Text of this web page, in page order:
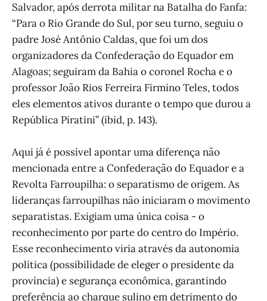
Salvador, após derrota militar na Batalha do Fanfa:
“Para o Rio Grande do Sul, por seu turno, seguiu o
padre José Antônio Caldas, que foi um dos
organizadores da Confederação do Equador em
Alagoas; seguiram da Bahia o coronel Rocha e o
professor João Rios Ferreira Firmino Teles, todos
eles elementos ativos durante o tempo que durou a
República Piratini” (ibid, p. 143).
Aqui já é possível apontar uma diferença não
mencionada entre a Confederação do Equador e a
Revolta Farroupilha: o separatismo de origem. As
lideranças farroupilhas não iniciaram o movimento
separatistas. Exigiam uma única coisa - o
reconhecimento por parte do centro do Império.
Esse reconhecimento viria através da autonomia
política (possibilidade de eleger o presidente da
província) e segurança econômica, garantindo
preferência ao charque sulino em detrimento do